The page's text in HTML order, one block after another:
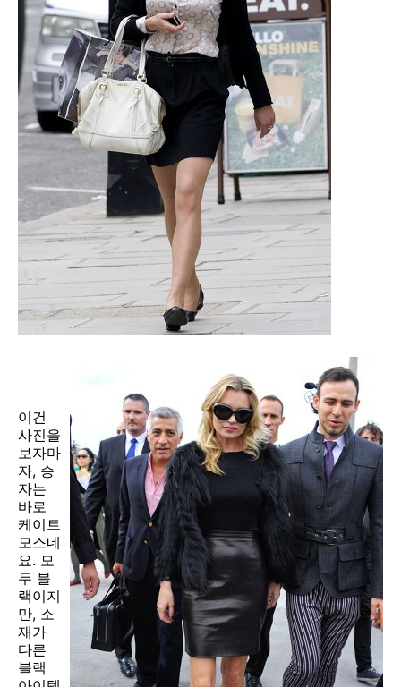
이건
사진을
보자마
자, 승
자는
바로
케이트
모스네
요. 모
두 블
랙이지
만, 소
재가
다른
블랙